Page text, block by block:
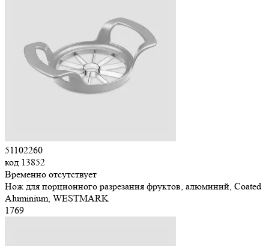
51102260
код 13852
Временно отсутствует
Нож для порционного разрезания фруктов, алюминий, Coated
Aluminium, WESTMARK
1769